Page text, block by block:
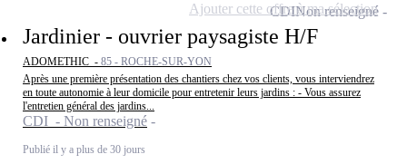
Jardinier - ouvrier paysagiste H/F
ADOMETHIC - 85 - ROCHE-SUR-YON
Après une première présentation des chantiers chez vos clients, vous interviendrez
en toute autonomie à leur domicile pour entretenir leurs jardins : - Vous assurez
l'entretien général des jardins...
CDI - Non renseigné
Publié il y a plus de 30 jours
CDINon renseigné
Ajouter cette offre à ma sélection